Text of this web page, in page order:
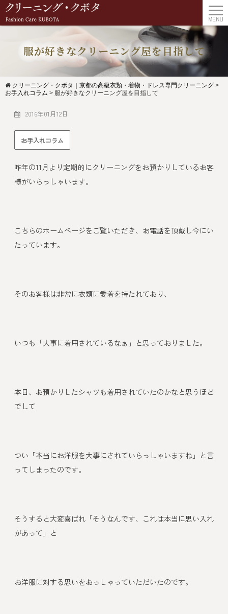
服が好きなクリーニング屋を目指して
クリーニング・クボタ｜京都の高級衣類・着物・ドレス専門クリーニング >
お手入れコラム > 服が好きなクリーニング屋を目指して
2016年01月12日
お手入れコラム
昨年の11月より定期的にクリーニングをお預かりしているお客
様がいらっしゃいます。
こちらのホームページをご覧いただき、お電話を頂戴し今にい
たっています。
そのお客様は非常に衣類に愛着を持たれており、
いつも「大事に着用されているなぁ」と思っておりました。
本日、お預かりしたシャツも着用されていたのかなと思うほど
でして
つい「本当にお洋服を大事にされていらっしゃいますね」と言
ってしまったのです。
そうすると大変喜ばれ「そうなんです、これは本当に思い入れ
があって」と
お洋服に対する思いをおっしゃっていただいたのです。